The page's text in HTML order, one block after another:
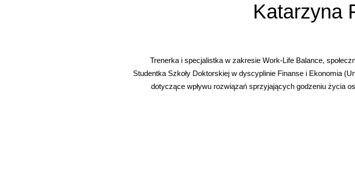
Katarzyna
Trenerka i specjalistka w zakresie Work-Life Balance,
Studentka Szkoły Doktorskiej w dyscyplinie Finanse i Ekonomia
dotyczące wpływu rozwiązań sprzyjających godzeniu życia